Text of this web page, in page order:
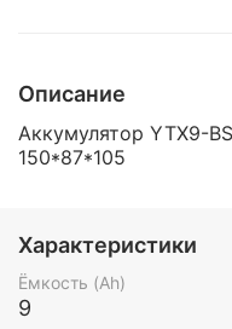
Описание
Аккумулятор YTX9-
150*87*105
Характеристики
Ёмкость (Ah)
9